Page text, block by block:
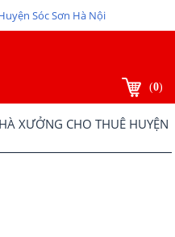
(0)
XƯỞNG CHO THUÊ HUYỆN